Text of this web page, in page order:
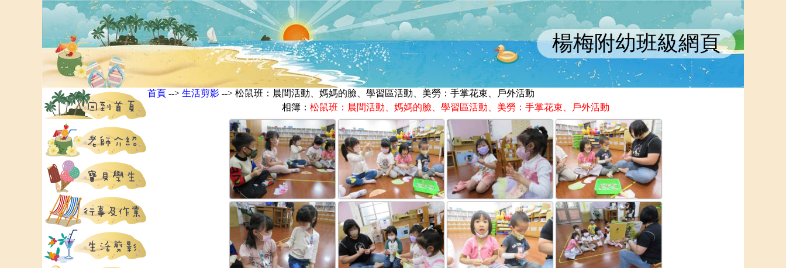
楊梅附幼班級網頁
首頁 --> 生活剪影 --> 松鼠班：晨間活動、媽媽的臉、學習區活動、美勞：手掌花束、戶外活動
相簿： 松鼠班：晨間活動、媽媽的臉、學習區活動、美勞：手掌花束、戶外活動